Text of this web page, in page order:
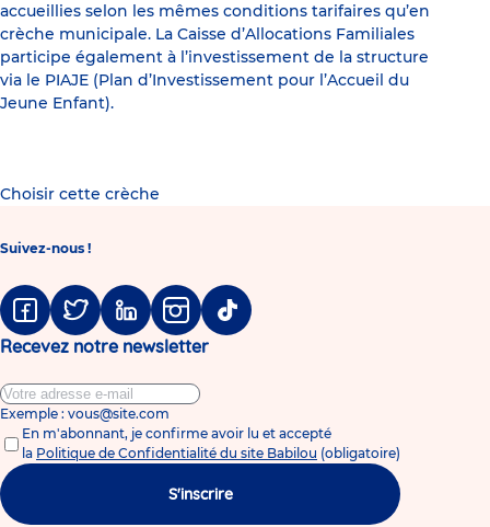
accueillies selon les mêmes conditions tarifaires qu’en
crèche municipale. La Caisse d’Allocations Familiales
participe également à l’investissement de la structure
via le PIAJE (Plan d’Investissement pour l’Accueil du
Jeune Enfant).
Choisir cette crèche
Suivez-nous !
FacebookTwitter LinkedinInstagramTiktok
Recevez notre newsletter
Exemple : vous@site.com
En m'abonnant, je confirme avoir lu et accepté
la Politique de Confidentialité du site Babilou (obligatoire)
S'inscrire